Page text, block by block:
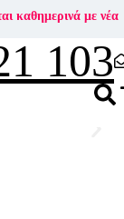
καθημερινά με νέα
103